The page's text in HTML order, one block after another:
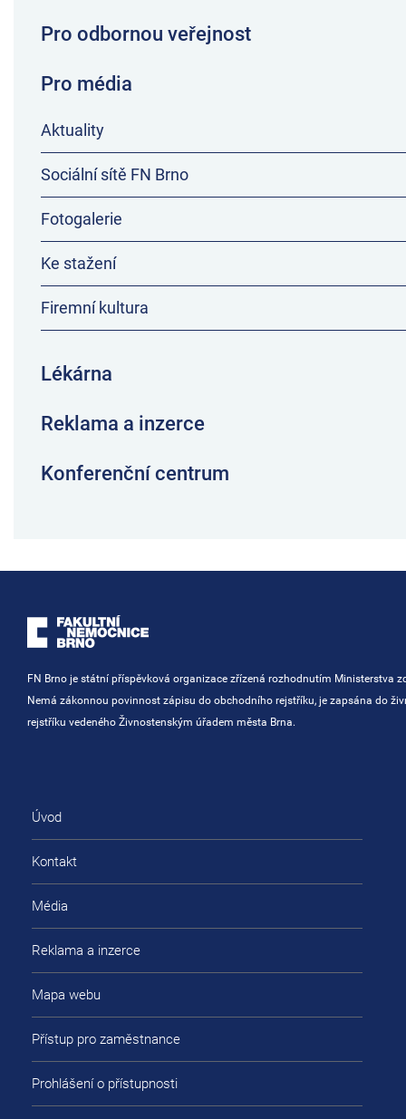
Pro odbornou veřejnost
Pro média
Aktuality
Sociální sítě FN Brno
Fotogalerie
Ke stažení
Firemní kultura
Lékárna
Reklama a inzerce
Konferenční centrum
FN Brno je státní příspěvková organizace zřízená rozhodnutím Ministerstva
Nemá zákonnou povinnost zápisu do obchodního rejstříku, je zapsána do
rejstříku vedeného Živnostenským úřadem města Brna.
Úvod
Kontakt
Média
Reklama a inzerce
Mapa webu
Přístup pro zaměstnance
Prohlášení o přístupnosti